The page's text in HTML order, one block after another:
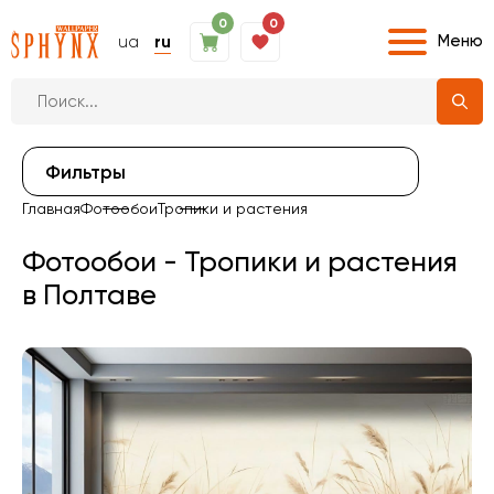
ua ru
0 0
Меню
Фильтры
ГлавнаяФотообоиТропики и растения
Фотообои - Тропики и растения
в Полтаве